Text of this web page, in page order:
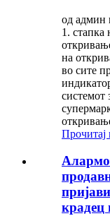
од админ
1. стапка
на
во сите
системот
Прочитај
крадец